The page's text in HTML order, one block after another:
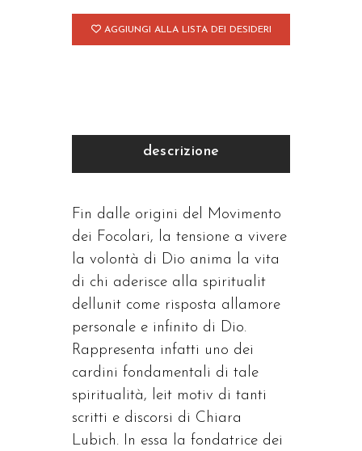
AGGIUNGI ALLA LISTA DEI DESIDERI
descrizione
Fin dalle origini del Movimento
dei Focolari, la tensione a vivere
la volontà di Dio anima la vita
di chi aderisce alla spiritualit
dellunit come risposta allamore
personale e infinito di Dio.
Rappresenta infatti uno dei
cardini fondamentali di tale
spiritualità, leit motiv di tanti
scritti e discorsi di Chiara
Lubich. In essa la fondatrice dei